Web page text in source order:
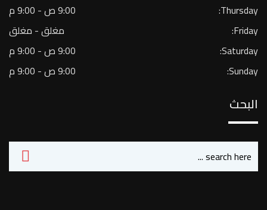
Thursday:
9:00 ص - 9:00 م
Friday:
مغلق - مغلق
Saturday:
9:00 ص - 9:00 م
Sunday:
9:00 ص - 9:00 م
البحث